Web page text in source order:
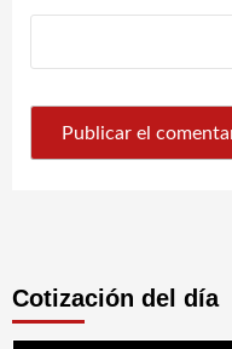
Cotización del día